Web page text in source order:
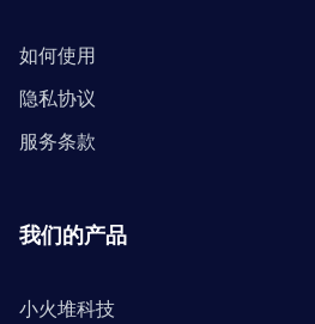
如何使用
隐私协议
服务条款
我们的产品
小火堆科技